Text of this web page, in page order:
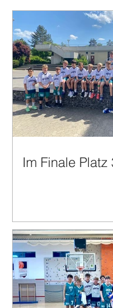
Im Finale Platz